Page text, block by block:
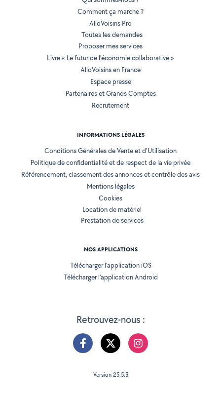
Retrouvez-nous :
Comment ça marche ?
AlloVoisins Pro
Toutes les demandes
Proposer mes services
Livre « Le futur de l'économie collaborative »
AlloVoisins en France
Espace presse
Partenaires et Grands Comptes
Recrutement
INFORMATIONS LÉGALES
Conditions Générales de Vente et d'Utilisation
Politique de confidentialité et de respect de la vie privée
Référencement, classement des annonces et contrôle des avis
Mentions légales
Cookies
Location de matériel
Prestation de services
NOS APPLICATIONS
Télécharger l’application iOS
Télécharger l’application Android
Version 25.5.3